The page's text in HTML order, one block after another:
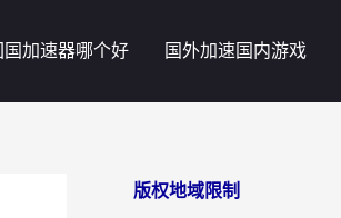
国加速器哪个好 国外加速国内游戏
版权地域限制